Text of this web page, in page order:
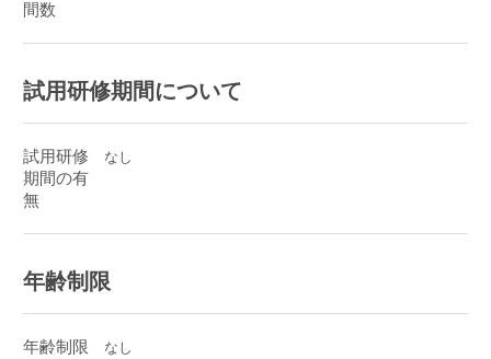
間数
試用研修期間について
試用研修
期間の有
無
なし
年齢制限
年齢制限
なし